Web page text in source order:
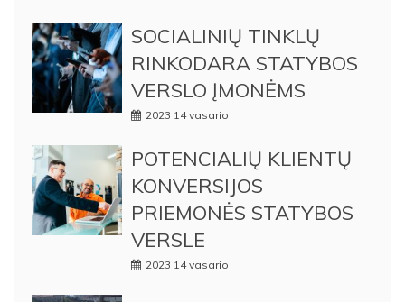
SOCIALINIŲ TINKLŲ
RINKODARA STATYBOS
VERSLO ĮMONĖMS
2023 14 vasario
POTENCIALIŲ KLIENTŲ
KONVERSIJOS
PRIEMONĖS STATYBOS
VERSLE
2023 14 vasario